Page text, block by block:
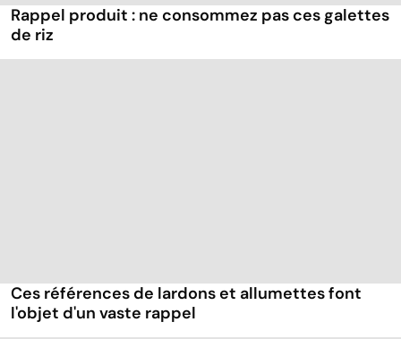
Rappel produit : ne consommez pas ces galettes
de riz
Ces références de lardons et allumettes font
l'objet d'un vaste rappel